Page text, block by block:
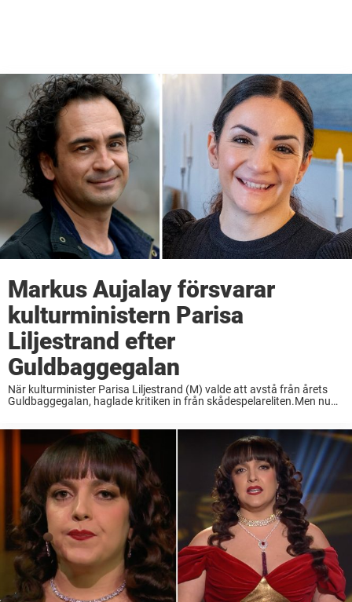
Markus Aujalay försvarar
kulturministern Parisa
Liljestrand efter
Guldbaggegalan
När kulturminister Parisa Liljestrand (M) valde att avstå från årets
Guldbaggegalan, haglade kritiken in från skådespelareliten.Men nu